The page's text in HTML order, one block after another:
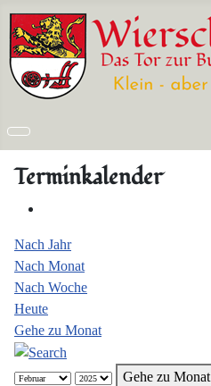
Terminkalender
Nach Jahr
Nach Monat
Nach Woche
Heute
Gehe zu Monat
Gehe zu Monat